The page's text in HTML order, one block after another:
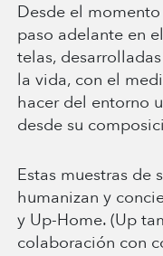
Desde el
paso adelante en
telas,
la vida, con el
hacer del entorno
desde su
Estas muestras
humanizan y
y Up-Home. (Up
colaboración con